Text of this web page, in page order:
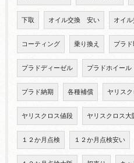
下取 オイル交換 安い オイ
コーティング 乗り換え プラ
プラドディーゼル プラドホイール
プラド納期 各種補償 ヤリスク
ヤリスクロス値段 ヤリスクロス大
１２か月点検 １２か月点検安い